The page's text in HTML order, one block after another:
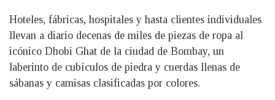
Hoteles, fábricas, hospitales y hasta clientes individuales
llevan a diario decenas de miles de piezas de ropa al
icónico Dhobi Ghat de la ciudad de Bombay, un
laberinto de cubículos de piedra y cuerdas llenas de
sábanas y camisas clasificadas por colores.